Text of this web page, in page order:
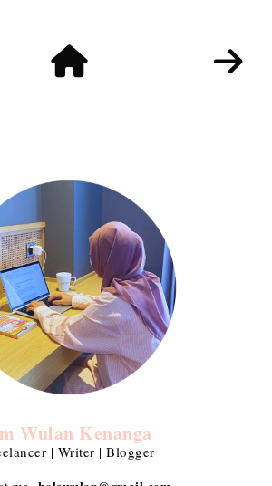
Wulan Kenanga
| Writer | Blogger